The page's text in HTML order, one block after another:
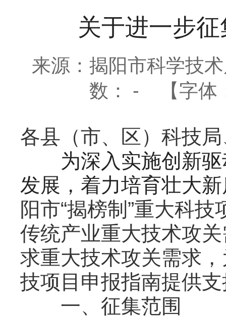
关于进一步
来源：揭阳市科学技
数：
- 【字体
各县（市、区）科技
为深入实施创新
发展，着力培育壮大
阳市“揭榜制”重大科
传统产业重大技术攻
求重大技术攻关需求
技项目申报指南提供
一、征集范围